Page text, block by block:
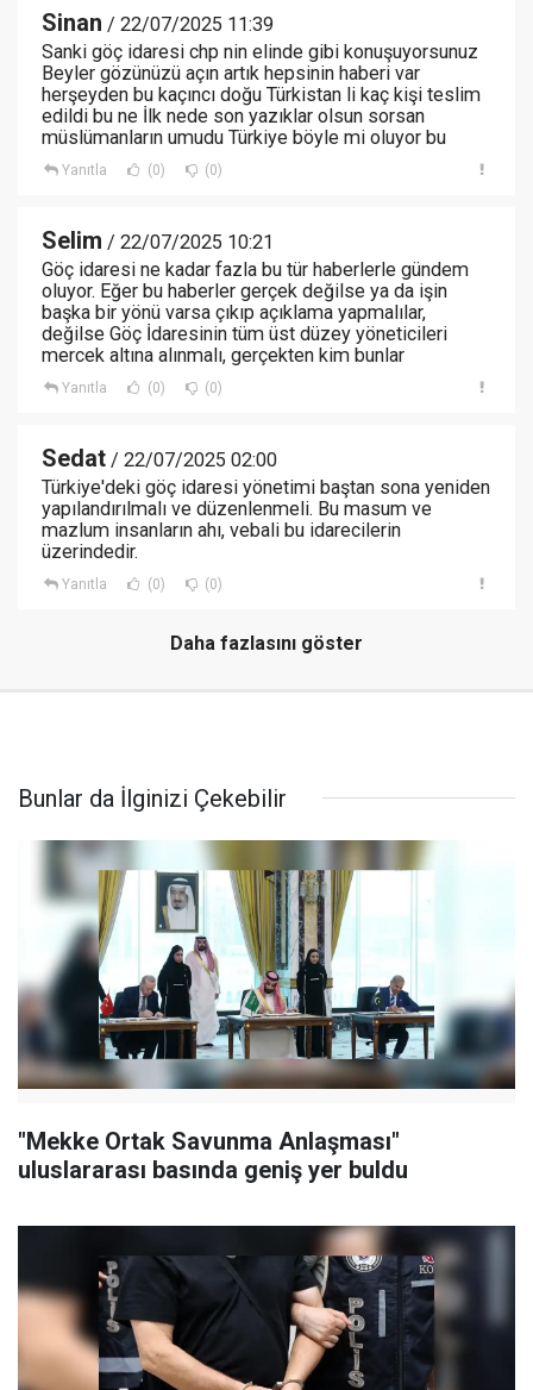
Sinan / 22/07/2025 11:39
Sanki göç idaresi chp nin elinde gibi konuşuyorsunuz
Beyler gözünüzü açın artık hepsinin haberi var
herşeyden bu kaçıncı doğu Türkistan li kaç kişi teslim
edildi bu ne İlk nede son yazıklar olsun sorsan
müslümanların umudu Türkiye böyle mi oluyor bu
Yanıtla (0) (0)
Selim / 22/07/2025 10:21
Göç idaresi ne kadar fazla bu tür haberlerle gündem
oluyor. Eğer bu haberler gerçek değilse ya da işin
başka bir yönü varsa çıkıp açıklama yapmalılar,
değilse Göç İdaresinin tüm üst düzey yöneticileri
mercek altına alınmalı, gerçekten kim bunlar
Yanıtla (0) (0)
Sedat / 22/07/2025 02:00
Türkiye'deki göç idaresi yönetimi baştan sona yeniden
yapılandırılmalı ve düzenlenmeli. Bu masum ve
mazlum insanların ahı, vebali bu idarecilerin
üzerindedir.
Yanıtla (0) (0)
Daha fazlasını göster
Bunlar da İlginizi Çekebilir
"Mekke Ortak Savunma Anlaşması"
uluslararası basında geniş yer buldu